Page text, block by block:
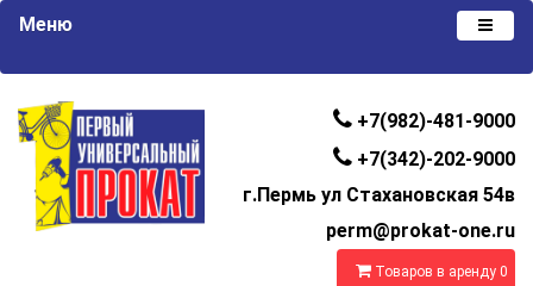
+7(982)-481-9000
+7(342)-202-9000
г.Пермь ул Стахановская 54в
perm@prokat-one.ru
Товаров в аренду 0
Меню